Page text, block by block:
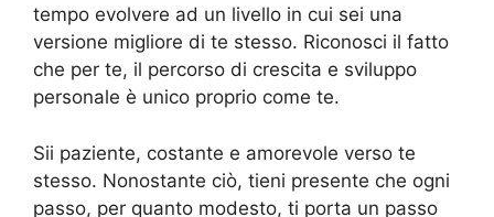
tempo evolvere ad un livello in cui sei una
versione migliore di te stesso. Riconosci il fatto
che per te, il percorso di crescita e sviluppo
personale è unico proprio come te.
Sii paziente, costante e amorevole verso te
stesso. Nonostante ciò, tieni presente che ogni
passo, per quanto modesto, ti porta un passo